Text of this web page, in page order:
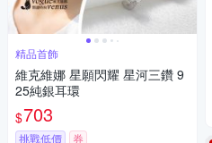
精品首飾
維克維娜 星願閃耀 星河三鑽 9
25純銀耳環
$703
挑戰低價 券